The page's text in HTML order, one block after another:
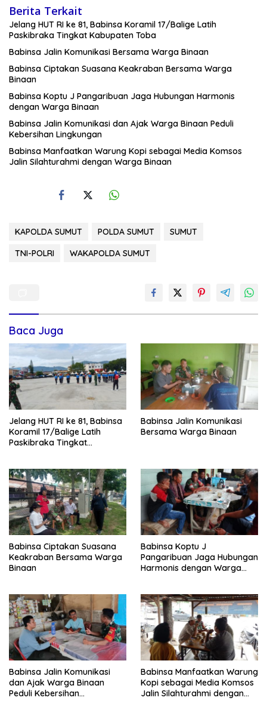
Berita Terkait
Jelang HUT RI ke 81, Babinsa Koramil 17/Balige Latih
Paskibraka Tingkat Kabupaten Toba
Babinsa Jalin Komunikasi Bersama Warga Binaan
Babinsa Ciptakan Suasana Keakraban Bersama Warga
Binaan
Babinsa Koptu J Pangaribuan Jaga Hubungan Harmonis
dengan Warga Binaan
Babinsa Jalin Komunikasi dan Ajak Warga Binaan Peduli
Kebersihan Lingkungan
Babinsa Manfaatkan Warung Kopi sebagai Media Komsos
Jalin Silahturahmi dengan Warga Binaan
KAPOLDA SUMUT POLDA SUMUT
SUMUT
TNI-POLRI
WAKAPOLDA SUMUT
Baca Juga
Jelang HUT RI ke 81, Babinsa
Koramil 17/Balige Latih
Paskibraka Tingkat
Babinsa Jalin Komunikasi
Bersama Warga Binaan
Babinsa Ciptakan Suasana
Keakraban Bersama Warga
Binaan
Babinsa Koptu J
Pangaribuan Jaga Hubungan
Harmonis dengan Warga
Babinsa Jalin Komunikasi
dan Ajak Warga Binaan
Peduli Kebersihan
Babinsa Manfaatkan Warung
Kopi sebagai Media Komsos
Jalin Silahturahmi dengan